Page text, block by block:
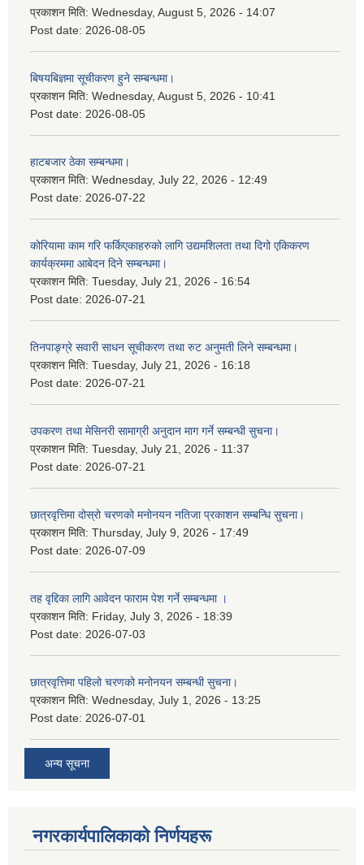
प्रकाशन मिति: Wednesday, August 5, 2026 - 14:07
Post date: 2026-08-05
बिषयबिज्ञमा सूचीकरण हुने सम्बन्धमा।
प्रकाशन मिति: Wednesday, August 5, 2026 - 10:41
Post date: 2026-08-05
हाटबजार ठेका सम्बन्धमा।
प्रकाशन मिति: Wednesday, July 22, 2026 - 12:49
Post date: 2026-07-22
कोरियामा काम गरि फर्किएकाहरुको लागि उद्यमशिलता तथा दिगो एकिकरण
कार्यक्रममा आबेदन दिने सम्बन्धमा।
प्रकाशन मिति: Tuesday, July 21, 2026 - 16:54
Post date: 2026-07-21
तिनपाङ्ग्रे सवारी साधन सूचीकरण तथा रुट अनुमती लिने सम्बन्धमा।
प्रकाशन मिति: Tuesday, July 21, 2026 - 16:18
Post date: 2026-07-21
उपकरण तथा मेसिनरी सामाग्री अनुदान माग गर्ने सम्बन्धी सुचना।
प्रकाशन मिति: Tuesday, July 21, 2026 - 11:37
Post date: 2026-07-21
छात्रवृत्तिमा दोस्रो चरणको मनोनयन नतिजा प्रकाशन सम्बन्धि सुचना।
प्रकाशन मिति: Thursday, July 9, 2026 - 17:49
Post date: 2026-07-09
तह वृद्दिका लागि आवेदन फाराम पेश गर्ने सम्बन्धमा ।
प्रकाशन मिति: Friday, July 3, 2026 - 18:39
Post date: 2026-07-03
छात्रवृत्तिमा पहिलो चरणको मनोनयन सम्बन्धी सुचना।
प्रकाशन मिति: Wednesday, July 1, 2026 - 13:25
Post date: 2026-07-01
अन्य सूचना
नगरकार्यपालिकाकाे निर्णयहरू